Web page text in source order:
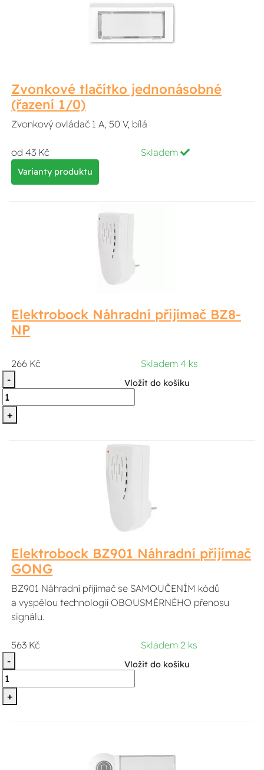
Zvonkové tlačítko jednonásobné
(řazení 1/0)
Zvonkový ovládač 1 A, 50 V, bílá
od 43 Kč Skladem
Varianty produktu
Elektrobock Náhradní přijímač BZ8-
NP
266 Kč
Skladem 4 ks
-
+
Vložit do košíku
Elektrobock BZ901 Náhradní přijímač
GONG
BZ901 Náhradní přijímač se SAMOUČENÍM kódů
a vyspělou technologií OBOUSMĚRNÉHO přenosu
signálu.
563 Kč
Skladem 2 ks
-
+
Vložit do košíku